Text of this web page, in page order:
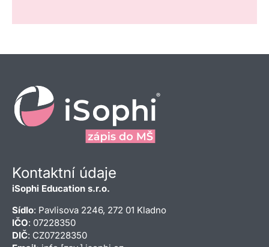
Kontaktní údaje
iSophi Education s.r.o.
Sídlo: Pavlisova 2246, 272 01 Kladno
IČO: 07228350
DIČ: CZ07228350